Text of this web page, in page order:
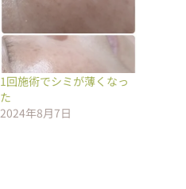
1回施術でシミが薄くなっ
た
2024年8月7日